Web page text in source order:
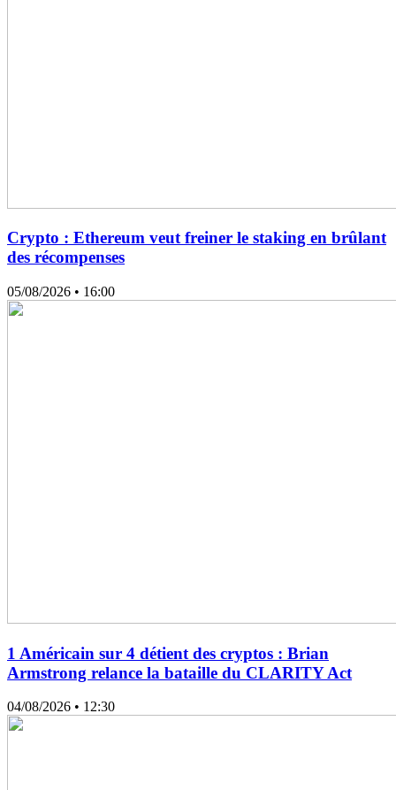
Crypto : Ethereum veut freiner le staking en brûlant
des récompenses
05/08/2026 • 16:00
1 Américain sur 4 détient des cryptos : Brian
Armstrong relance la bataille du CLARITY Act
04/08/2026 • 12:30